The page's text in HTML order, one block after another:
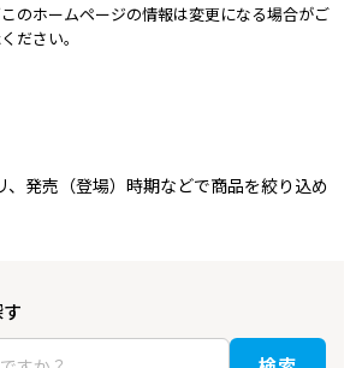
のホームページの情報は変更になる場合がご
ださい。
、発売（登場）時期などで商品を絞り込め